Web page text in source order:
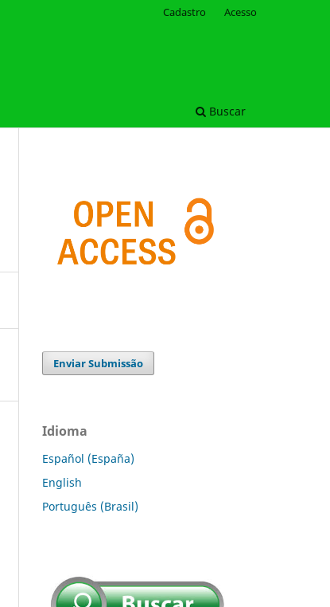
Buscar
Cadastro Acesso
Enviar Submissão
Idioma
Español (España)
English
Português (Brasil)